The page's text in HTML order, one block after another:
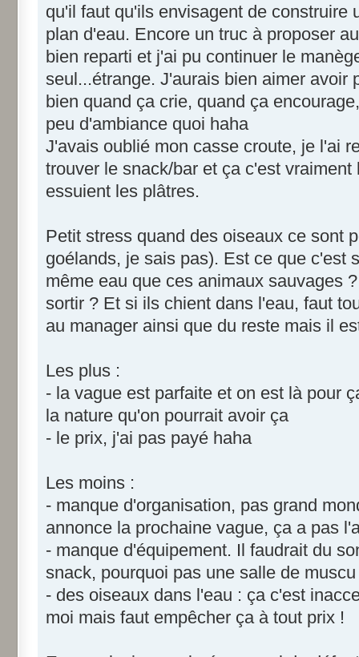
qu'il faut qu'ils envisagent de construire
plan d'eau. Encore un truc à proposer
bien reparti et j'ai pu continuer le
seul...étrange. J'aurais bien aimer avoir
bien quand ça crie, quand ça
peu d'ambiance quoi haha
J'avais oublié mon casse croute, je l'ai
trouver le snack/bar et ça c'est
essuient les plâtres.
Petit stress quand des oiseaux ce sont
goélands, je sais pas). Est ce que c'est
même eau que ces animaux sauvages
sortir ? Et si ils chient dans l'eau, faut
au manager ainsi que du reste mais il
Les plus :
- la vague est parfaite et on est là pour
la nature qu'on pourrait avoir ça
- le prix, j'ai pas payé haha
Les moins :
- manque d'organisation, pas grand
annonce la prochaine vague, ça a pas
- manque d'équipement. Il faudrait du
snack, pourquoi pas une salle de
- des oiseaux dans l'eau : ça c'est
moi mais faut empêcher ça à tout prix !